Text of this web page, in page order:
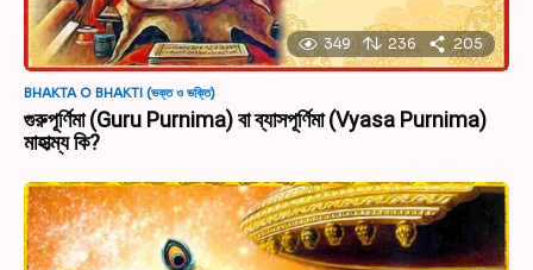
349 236 205
BHAKTA O BHAKTI (ভক্ত ও ভক্তি)
গুরুপূর্ণিমা (Guru Purnima) বা ব্যাসপূর্ণিমা (Vyasa Purnima)
মাহাত্ম্য কি?